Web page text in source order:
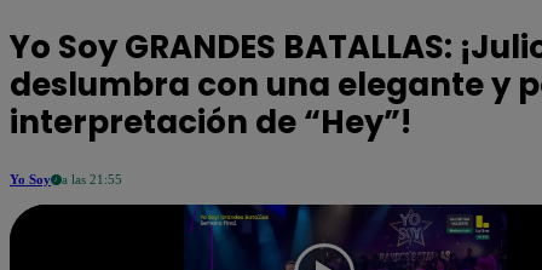
Yo Soy GRANDES BATALLAS:
deslumbra con una elegante y
interpretación de “Hey”!
Yo Soy a las 21:55